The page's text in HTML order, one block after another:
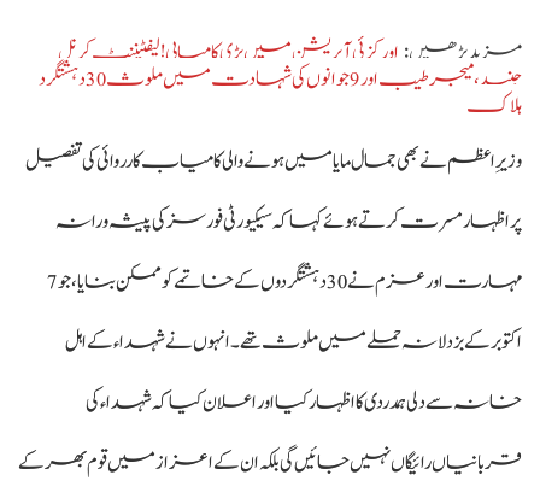
مزید پڑھیں : اورکزئی آپریشن میں بڑی کامیابی! لیفٹیننٹ کرنل
جنید، میجر طیب اور 9 جوانوں کی شہادت میں ملوث 30 دہشتگرد
ہلاک
وزیرِ اعظم نے بھی جمال مایا میں ہونے والی کامیاب کارروائی کی تفصیل
پر اظہار مسرت کرتے ہوئے کہا کہ سیکیورٹی فورسز کی پیشہ ورانہ
مہارت اور عزم نے 30 دہشتگردوں کے خاتمے کو ممکن بنایا، جو 7
اکتوبر کے بزدلانہ حملے میں ملوث تھے۔ انہوں نے شہداء کے اہل
خانہ سے دلی ہمدردی کا اظہار کیا اور اعلان کیا کہ شہداء کی
قربانیاں رائیگاں نہیں جائیں گی بلکہ ان کے اعزاز میں قوم بھر کے